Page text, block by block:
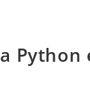
Python